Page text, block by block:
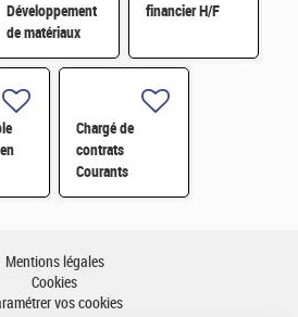
Développement
de matériaux
dérivés de
graphène
fonctionnalisé
financier H/F
Chargé de
contrats
Courants
Faibles (CFA)
Mentions légales
Cookies
vos cookies